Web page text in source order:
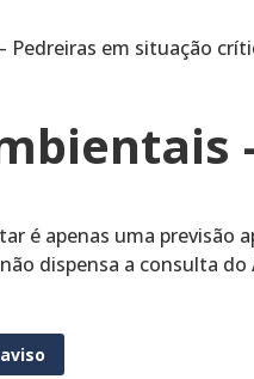
Pedreiras em situação
é apenas uma previsão
dispensa a consulta